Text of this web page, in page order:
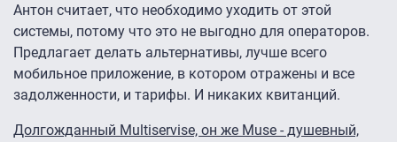
Антон считает, что необходимо уходить от этой
системы, потому что это не выгодно для операторов.
Предлагает делать альтернативы, лучше всего
мобильное приложение, в котором отражены и все
задолженности, и тарифы. И никаких квитанций.
Долгожданный Multiservise, он же Muse - душевный,